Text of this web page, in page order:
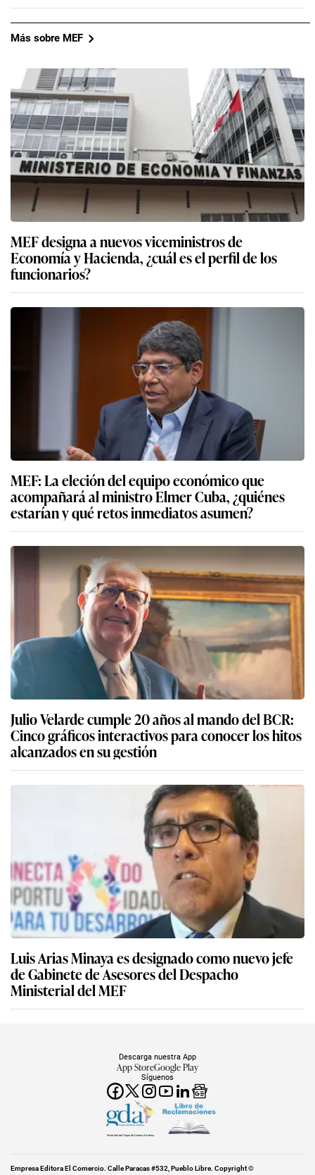
Más sobre MEF
MEF designa a nuevos viceministros de
Economía y Hacienda, ¿cuál es el perfil de los
funcionarios?
MEF: La eleción del equipo económico que
acompañará al ministro Elmer Cuba, ¿quiénes
estarían y qué retos inmediatos asumen?
Julio Velarde cumple 20 años al mando del BCR:
Cinco gráficos interactivos para conocer los hitos
alcanzados en su gestión
Luis Arias Minaya es designado como nuevo jefe
de Gabinete de Asesores del Despacho
Ministerial del MEF
Síguenos
Descarga nuestra App
App StoreGoogle Play
Miembro del Grupo de Diarios América
Empresa Editora El Comercio. Calle Paracas #532, Pueblo Libre. Copyright ©